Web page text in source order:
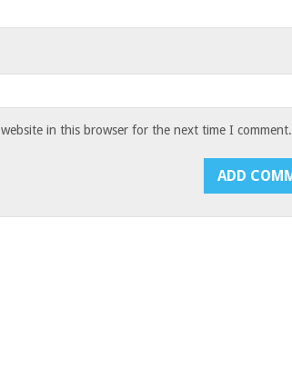
in this browser for the next time I comment.